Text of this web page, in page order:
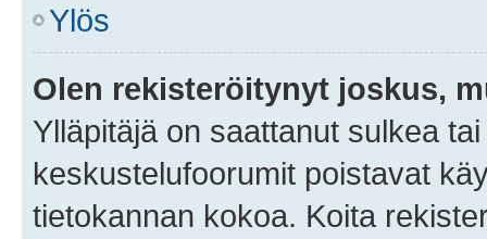
Ylös
Olen rekisteröitynyt joskus,
Ylläpitäjä on saattanut sulkea
keskustelufoorumit poistavat
tietokannan kokoa. Koita